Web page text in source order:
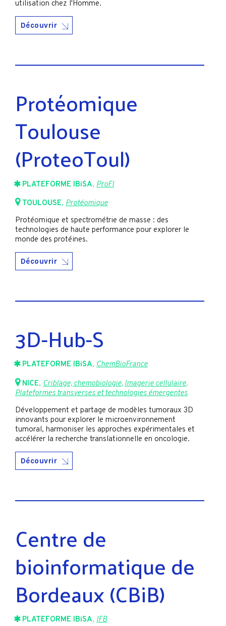
utilisation chez l'Homme.
Découvrir
Protéomique
Toulouse
(ProteoToul)
PLATEFORME IBiSA, ProFI
TOULOUSE, Protéomique
Protéomique et spectrométrie de masse : des
technologies de haute performance pour explorer le
monde des protéines.
Découvrir
3D-Hub-S
PLATEFORME IBiSA, ChemBioFrance
NICE, Criblage, chemobiologie, Imagerie cellulaire,
Plateformes transverses et technologies émergentes
Développement et partage de modèles tumoraux 3D
innovants pour explorer le microenvironnement
tumoral, harmoniser les approches expérimentales et
accélérer la recherche translationnelle en oncologie.
Découvrir
Centre de
bioinformatique de
Bordeaux (CBiB)
PLATEFORME IBiSA, IFB